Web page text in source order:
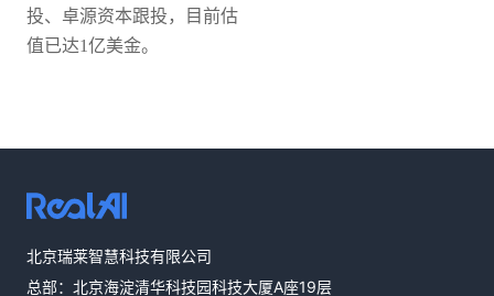
投、卓源资本跟投，目前估
值已达1亿美金。
北京瑞莱智慧科技有限公司
总部：北京海淀清华科技园科技大厦A座19层